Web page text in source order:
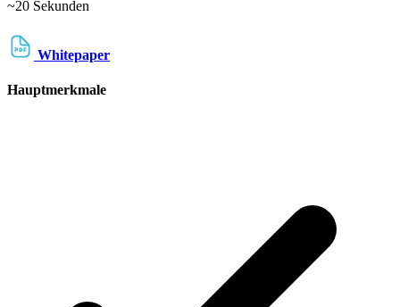
~20 Sekunden
Whitepaper
Hauptmerkmale